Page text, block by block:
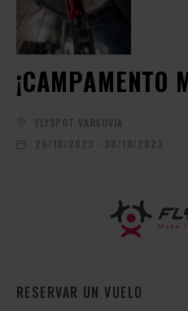
¡CAMPAMENTO
FLYSPOT VARSOVIA
25/10/2023 - 30/10/2023
RESERVAR UN VUELO